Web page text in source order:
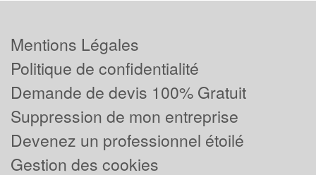
Mentions Légales
Politique de confidentialité
Demande de devis 100% Gratuit
Suppression de mon entreprise
Devenez un professionnel étoilé
Gestion des cookies